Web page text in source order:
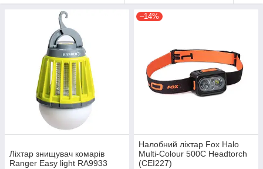
Ліхтар знищувач комарів
Ranger Easy light RA9933
–14%
Налобний ліхтар Fox Halo
Multi-Colour 500C Headtorch
(CEI227)